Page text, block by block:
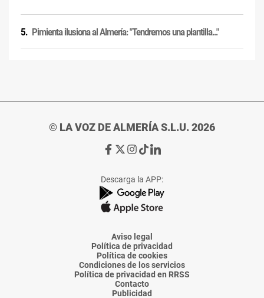
Pimienta ilusiona al Almería: "Tendremos una plantilla..."
© LA VOZ DE ALMERÍA S.L.U. 2026
Ir
de
La
Voz
Almería
Ir
de
La
Voz
Almería
Ir
de
La
Voz
Almería
Ir
de
La
Voz
Almería
Ir
de
La
Voz
Descarga la APP:
Aviso legal
Política de privacidad
Política de cookies
Condiciones de los servicios
Política de privacidad en RRSS
Contacto
Publicidad